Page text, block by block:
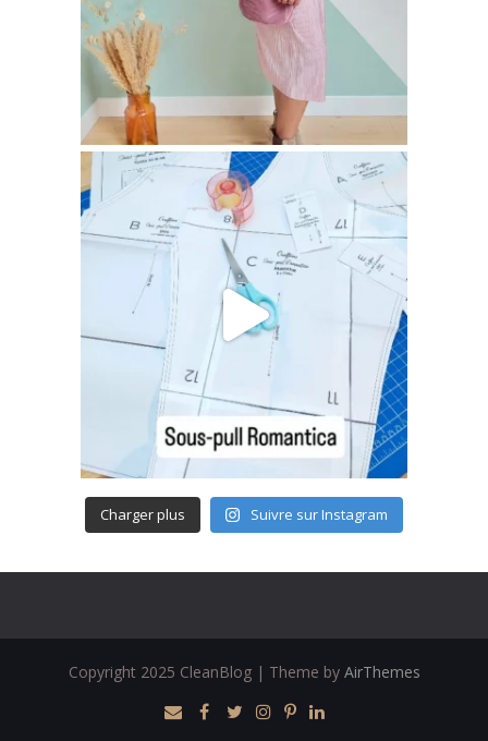
Charger plus Suivre sur Instagram
Copyright 2025 CleanBlog | Theme by AirThemes